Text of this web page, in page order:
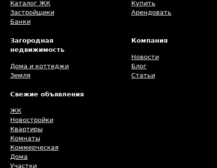
Каталог ЖК
Застройщики
Банки
Купить
Арендовать
Загородная
недвижимость
Дома и коттеджи
Земля
Компания
Новости
Блог
Статьи
Свежие объявления
ЖК
Новостройки
Квартиры
Комнаты
Коммерческая
Дома
Участки